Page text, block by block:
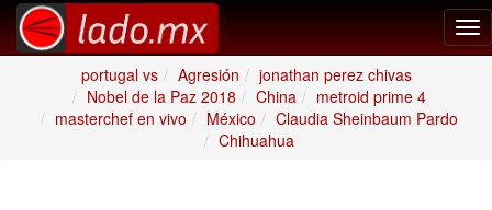
portugal vs
Agresión
jonathan perez chivas
Nobel de la Paz 2018
China
metroid prime 4
masterchef en vivo
México
Claudia Sheinbaum Pardo
Chihuahua